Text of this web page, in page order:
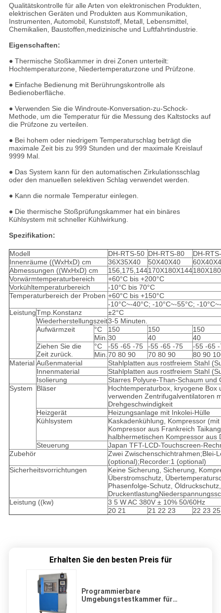
Qualitätskontrolle für alle Arten von elektronischen Produkten,
elektrischen Geräten und Produkten aus Kommunikation,
Instrumenten, Automobil, Kunststoff, Metall, Lebensmittel,
Chemikalien, Baustoffen,medizinische und Luftfahrtindustrie.
Eigenschaften:
● Thermische Stoßkammer in drei Zonen unterteilt:
Hochtemperaturzone, Niedertemperaturzone und Prüfzone.
● Einfache Bedienung mit Berührungskontrolle als
Bedienoberfläche.
● Verwenden Sie die Windroute-Konversation-zu-Schock-
Methode, um die Temperatur für die Messung des Kaltstocks auf
die Prüfzone zu verteilen.
● Bei hohem oder niedrigem Temperaturschlag beträgt die
maximale Zeit bis zu 999 Stunden und der maximale Kreislauf
9999 Mal.
● Das System kann für den automatischen Zirkulationsschlag
oder den manuellen selektiven Schlag verwendet werden.
● Kann die normale Temperatur einlegen.
● Die thermische Stoßprüfungskammer hat ein binäres
Kühlsystem mit schneller Kühlwirkung.
Spezifikation:
Modell DH-RTS-50 DH-RTS-80
DH-
Innenräume ((WxHxD) cm
36X35X40 50X40X40
Abmessungen ((WxHxD) cm
156,175,144170X180X144
Vorwärmtemperaturbereich
+60°C bis +200°C
Vorkühltemperaturbereich
-10°C bis 70°C
Temperaturbereich der Proben +60°C bis +150°C
-10°C~-40°C; -10°C~-55°C; -
LeistungTmp.Konstanz
±2°C
Wiederherstellungszeit3-5 Minuten.
Aufwärmzeit
°C 150 150
150
Min.30 40
40
Ziehen Sie die
Zeit zurück.
°C -55 -65 -75 -55 -65 -75
-55 -65
Min.70 80 90 70 80 90
80 90
Material Außenmaterial
Stahlplatten aus rostfreiem Stahl
Innenmaterial
Stahlplatten aus rostfreiem Stahl
Isolierung
Starres Polyure-Than-Schaum und
System
Bläser
Hochtemperaturbox, kryogene Box
verwenden Zentrifugalventilatoren
Drehgeschwindigkeit
Heizgerät
Heizungsanlage mit Inkolei-Hülle
Kühlsystem
Kaskadenkühlung, Kompressor
Kompressor aus Frankreich
halbhermetischen Kompressor aus
Steuerung
Japan TFT-LCD-Touchscreen-
Zubehör
Zwei Zwischenschichtrahmen;Blei-
(optional);Recorder:1 (optional)
Sicherheitsvorrichtungen
Keine Sicherung, Sicherung,
Überstromschutz,
Phasenfolge-Schutz,
Leistung ((kw)
3 5 W AC 380V ± 10% 50/60Hz
20 21
21 22 23 22 23 25
Erhalten Sie den besten Preis für
Programmierbare
Umgebungstestkammer für